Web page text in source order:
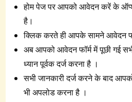
होम पेज पर आपको आवेदन करें के
है।
क्लिक करते ही आपके सामने आवेदन
अब आपको आवेदन फॉर्म में पूछी गई
ध्यान पूर्वक दर्ज करना है ।
सभी जानकारी दर्ज करने के बाद
भी अपलोड करना है ।